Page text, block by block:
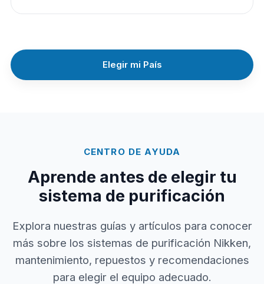
Elegir mi País
CENTRO DE AYUDA
Aprende antes de elegir tu
sistema de purificación
Explora nuestras guías y artículos para conocer
más sobre los sistemas de purificación Nikken,
mantenimiento, repuestos y recomendaciones
para elegir el equipo adecuado.